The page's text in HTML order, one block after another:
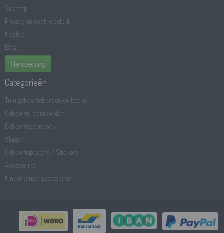
Sitemap
Privacy en cookie beleid
Klachten
Blog
Herroeping
Categorieën
Tuin geboorteborden collecties
Geboorte raamborden
Geboortespandoek
Vlaggen
Geboorteposters / Stickers
Accessoires
Kinderkamer accessoires